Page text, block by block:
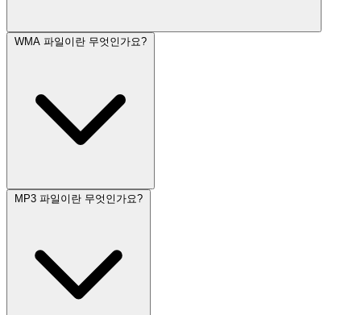
WMA 파일이란 무엇인가요?
MP3 파일이란 무엇인가요?